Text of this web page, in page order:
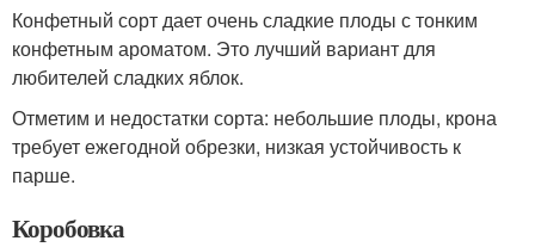
Конфетный сорт дает очень сладкие плоды с тонким
конфетным ароматом. Это лучший вариант для
любителей сладких яблок.
Отметим и недостатки сорта: небольшие плоды, крона
требует ежегодной обрезки, низкая устойчивость к
парше.
Коробовка